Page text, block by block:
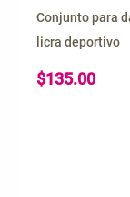
Conjunto para
licra deportivo
$135.00